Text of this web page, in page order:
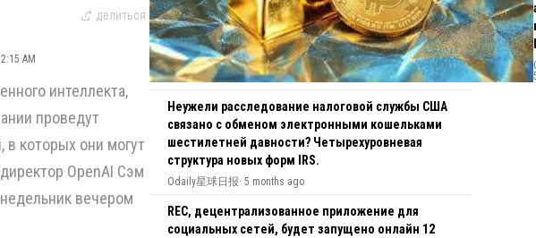
делиться
AM
интеллекта,
проведут
которых они могут
OpenAI Сэм
вечером
Неужели расследование налоговой службы США
связано с обменом электронными кошельками
шестилетней давности? Четырехуровневая
структура новых форм IRS.
Odaily星球日报· 5 months ago
REC, децентрализованное приложение для
социальных сетей, будет запущено онлайн 12